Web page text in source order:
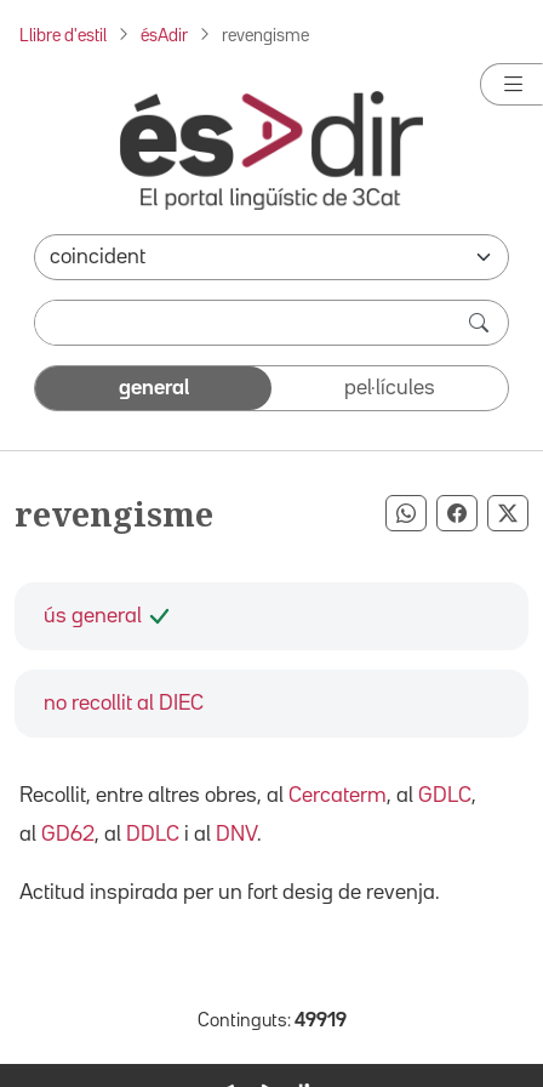
Llibre d'estil ésAdir revengisme
general pel·lícules
revengisme Compartir
ús general
no recollit al DIEC
Recollit, entre altres obres, al Cercaterm, al GDLC,
al GD62, al DDLC i al DNV.
Actitud inspirada per un fort desig de revenja.
Continguts: 49919